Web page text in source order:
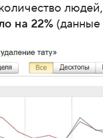
на 22% (данные